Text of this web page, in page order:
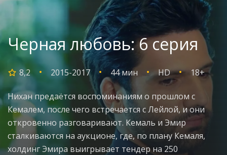
Черная любовь: 6 серия
8,2 2015-2017 44 мин HD 18+
Нихан предаётся воспоминаниям о прошлом с
Кемалем, после чего встречается с Лейлой, и они
откровенно разговаривают. Кемаль и Эмир
сталкиваются на аукционе, где, по плану Кемаля,
холдинг Эмира выигрывает тендер на 250